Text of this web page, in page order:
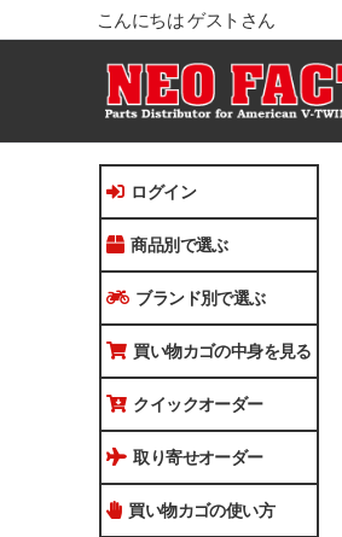
こんにちは ゲストさん
ログイン
商品別で選ぶ
ブランド別で選ぶ
買い物カゴの中身を見る
クイックオーダー
取り寄せオーダー
買い物カゴの使い方